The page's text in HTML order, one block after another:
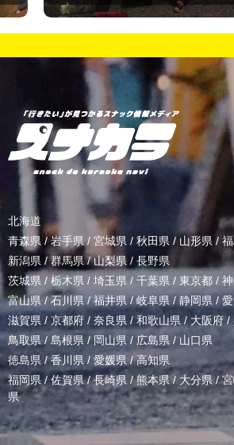
北海道
青森県 / 岩手県/ 宮城県 / 秋田県 / 山形県/
新潟県 /群馬県/山梨県 / 長野県
茨城県 / 栃木県 / 埼玉県 / 千葉県 / 東京都 /
富山県 /石川県/福井県/岐阜県 / 静岡県 /
滋賀県 / 京都府 / 奈良県 / 和歌山県/ 大阪府 /
鳥取県/ 島根県 /岡山県/ 広島県 / 山口県
徳島県 /香川県 / 愛媛県/高知県
福岡県/佐賀県/長崎県 /熊本県/ 大分県/
県